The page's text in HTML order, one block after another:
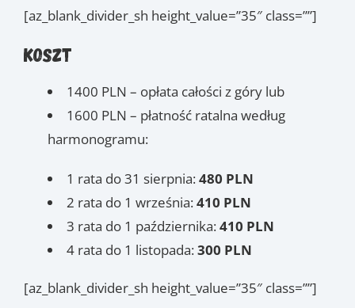
30.07(czw.), 6.08(czw.), 20.08(czw.)
[az_blank_divider_sh height_value=”35″ class=””]
Koszt
1400 PLN – opłata całości z góry lub
1600 PLN – płatność ratalna według
harmonogramu:
1 rata do 31 sierpnia:480 PLN
2 rata do 1 września:410 PLN
3 rata do 1 października:410 PLN
4 rata do 1 listopada:300 PLN
[az_blank_divider_sh height_value=”35″ class=””]